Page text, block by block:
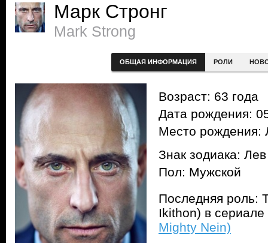
Марк Стронг
Mark Strong
ОБЩАЯ ИНФОРМАЦИЯ РОЛИ
Возраст: 63 года
Дата рождения:
Место рождения:
Знак зодиака: Лев
Пол: Мужской
Последняя роль:
Ikithon) в сериале
Mighty Nein)